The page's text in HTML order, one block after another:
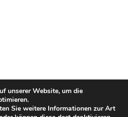
unserer Website, um die
Sie weitere Informationen zur Art